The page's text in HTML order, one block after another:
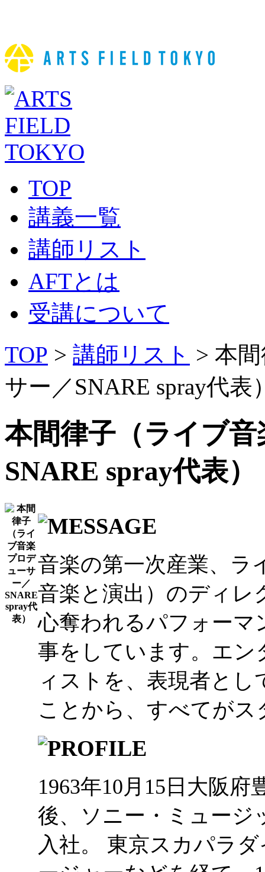
TOP
講義一覧
講師リスト
AFTとは
受講について
TOP > 講師リスト > 本
サー／SNARE spray代表
本間律子（ライブ
SNARE spray代表）
音楽の第一次産業、ラ
音楽と演出）のディレ
心奪われるパフォーマ
事をしています。エン
ィストを、表現者と
ことから、すべてがス
1963年10月15日大阪
後、ソニー・ミュージ
入社。 東京スカパラ